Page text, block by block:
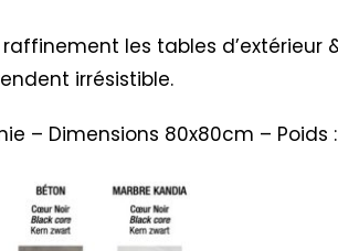
les tables d’extérieur
irrésistible.
– Dimensions 80x80cm – Poids